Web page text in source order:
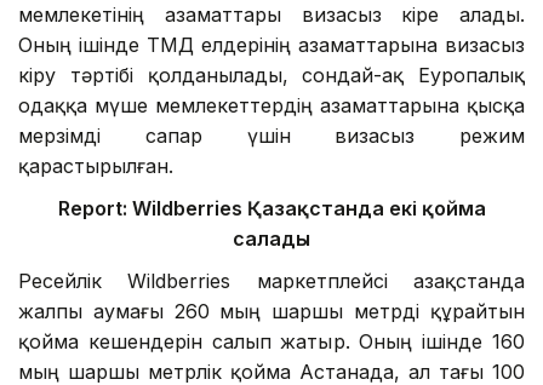
мемлекетінің азаматтары визасыз кіре алады.
Оның ішінде ТМД елдерінің азаматтарына визасыз
кіру тәртібі қолданылады, сондай-ақ Еуропалық
одаққа мүше мемлекеттердің азаматтарына қысқа
мерзімді сапар үшін визасыз режим
қарастырылған.
Report: Wildberries Қазақстанда екі қойма
салады
Ресейлік Wildberries маркетплейсі Қазақстанда
жалпы аумағы 260 мың шаршы метрді құрайтын
қойма кешендерін салып жатыр. Оның ішінде 160
мың шаршы метрлік қойма Астанада, ал тағы 100